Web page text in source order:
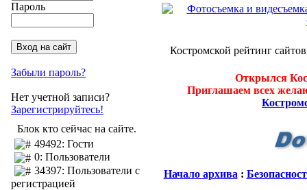
Пароль
Забыли пароль?
Нет учетной записи?
Зарегистрируйтесь!
Блок кто сейчас на сайте.
49492: Гости
0: Пользователи
34397: Пользователи с
регистрацией
Костромской рейтинг сайтов
Открылся
Приглашаем всех
Начало архива :